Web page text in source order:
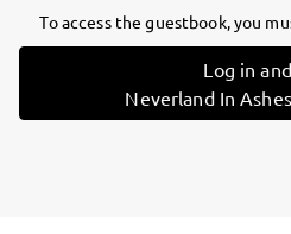
To access the guestbook, you
Log in
Neverland In